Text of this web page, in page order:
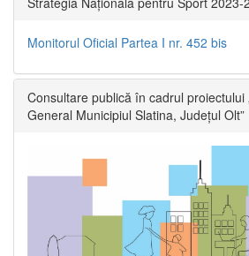
Monitorul Oficial Partea I nr. 452 bis
Consultare publică în cadrul proiectului
General Municipiul Slatina, Județul Olt”